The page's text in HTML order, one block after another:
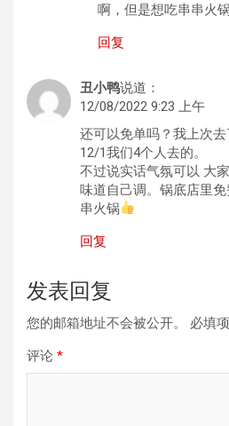
啊，但是想吃串串火
回复
丑小鸭说道：
12/08/2022 9:23 上午
还可以免单吗？我上次
12/1我们4个人去的。
不过说实话气氛可以 大
味道自己调。锅底店里
串火锅
回复
发表回复
您的邮箱地址不会被公开。 必填
评论 *